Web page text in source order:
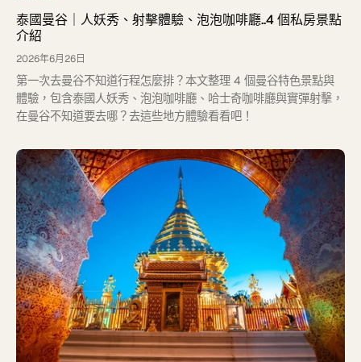
泰國曼谷｜人妖秀、射擊體驗、泡泡咖啡廳..4 個私房景點
介紹
2026年6月26日
第一次去曼谷不知道行程怎麼排？本文整理 4 個曼谷特色景點與
體驗，包含泰國人妖秀、泡泡咖啡廳、哈士奇咖啡廳與實彈射擊，
在曼谷不知道要去哪？去這些地方體驗看看吧！